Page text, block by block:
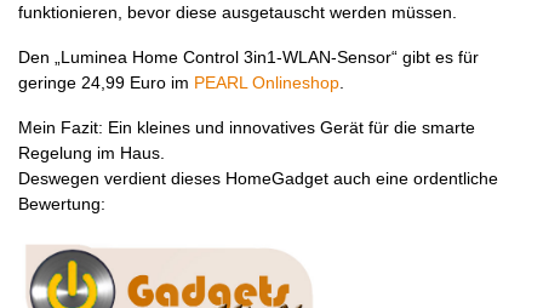
funktionieren, bevor diese ausgetauscht werden müssen.
Den „Luminea Home Control 3in1-WLAN-Sensor“ gibt es für
geringe 24,99 Euro im PEARL Onlineshop
Mein Fazit: Ein kleines und innovatives Gerät für die smarte
Regelung im Haus.
Deswegen verdient dieses HomeGadget auch eine ordentliche
Bewertung: